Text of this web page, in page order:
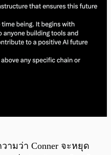
ามว่า Conner จะหยุด